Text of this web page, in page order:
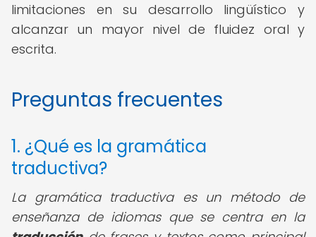
limitaciones en su desarrollo lingüístico y
alcanzar un mayor nivel de fluidez oral y
escrita.
Preguntas frecuentes
1. ¿Qué es la gramática
traductiva?
La gramática traductiva es un método de
enseñanza de idiomas que se centra en la